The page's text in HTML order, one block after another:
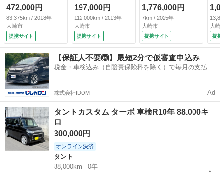
カメラ 衝突軽減装
置 シートヒータ
ー ＥＴＣ スマー
トキー オートハイ
ビーム オートライ
ト オートエアコ
ン 横滑り防止装
置 電動格納ミラ
ー アイドリングス
トップ ＣＤ （車
472,000円
83,375km / 2018年
大崎市
提携サイト
セグ／ＣＤ／ＤＶＤ
／Ｂｌｕｅｔｏｏｔ
ｈ／ドライブレコー
ダー／衝突被害軽減
システム／横滑り防
止装置／盗難防止装
置／アンチロックブ
レーキシステム／リ
8.11）
197,000円
112,000km / 2013年
大崎市
提携サイト
レーダークルーズ
両側電動ドア コー
ナーセンサー スマ
ートキー ＬＥＤヘ
ッド オートライ
ト オートエアコ
ン ＬＥＤフォグ
（検9.12）
1,776,000円
7km / 2025年
大崎市
提携サイト
Ｉ
ビ
衝
電
ー
キ
ア
大
提
【保証人不要🙆】最短2分で仮審査申込み
税金・車検込み（自賠責保険料を除く）で毎月の支払額
株式会社IDOM Ad
タントカスタム ターボ 車検R10年 88,000キ
ロ
300,000円
オンライン決済
タント
88,000km
0年